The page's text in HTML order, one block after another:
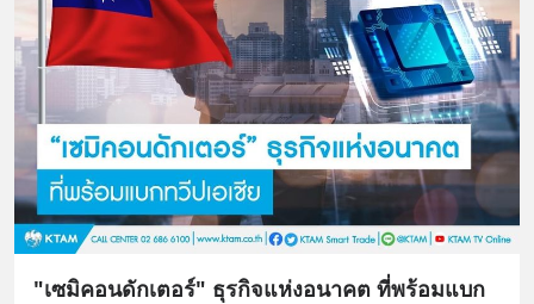
"เซมิคอนดักเตอร์" ธุรกิจแห่งอนาคต ที่พร้อมแบก